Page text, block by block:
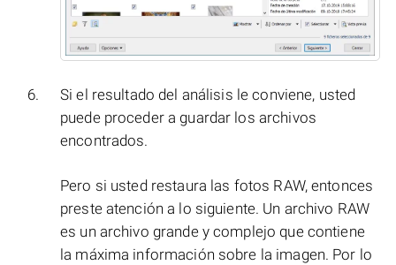
Si el resultado del análisis le conviene, usted
puede proceder a guardar los archivos
encontrados.
Pero si usted restaura las fotos RAW, entonces
preste atención a lo siguiente. Un archivo RAW
es un archivo grande y complejo que contiene
la máxima información sobre la imagen. Por lo